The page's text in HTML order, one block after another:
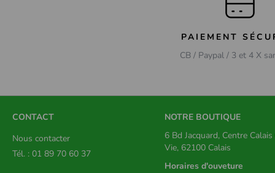
PAIEMENT
CB / Paypal / 3 et 4 X
CONTACT
Nous contacter
Tél. : 01 89 70 60 37
NOTRE BOUTIQUE
6 Bd Jacquard, Centre
Vie, 62100 Calais
Horaires d'ouveture